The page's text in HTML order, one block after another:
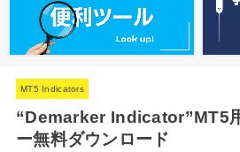
MT5 Indicators
“Demarker Indicator”MT5
ー無料ダウンロード